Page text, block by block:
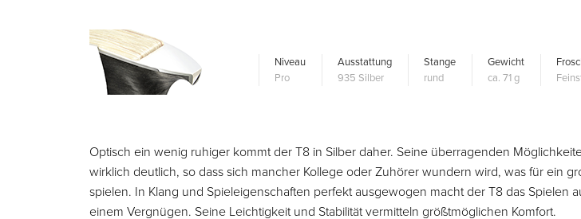
Niveau
Pro
Ausstattung
935 Silber
Stange
rund
Gewicht
ca. 71 g
Optisch ein wenig ruhiger kommt der T8 in Silber daher. Seine überragenden
wirklich deutlich, so dass sich mancher Kollege oder Zuhörer wundern wird, was für ein
spielen. In Klang und Spieleigenschaften perfekt ausgewogen macht der T8 das Spielen
einem Vergnügen. Seine Leichtigkeit und Stabilität vermitteln größtmöglichen Komfort.